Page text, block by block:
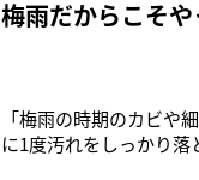
そう話すのは、『All
梅雨だからこそや
「梅雨の時期のカビや
に1度汚れをしっかり